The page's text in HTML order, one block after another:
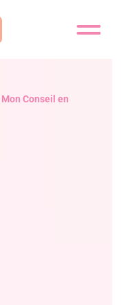
Mon Conseil en